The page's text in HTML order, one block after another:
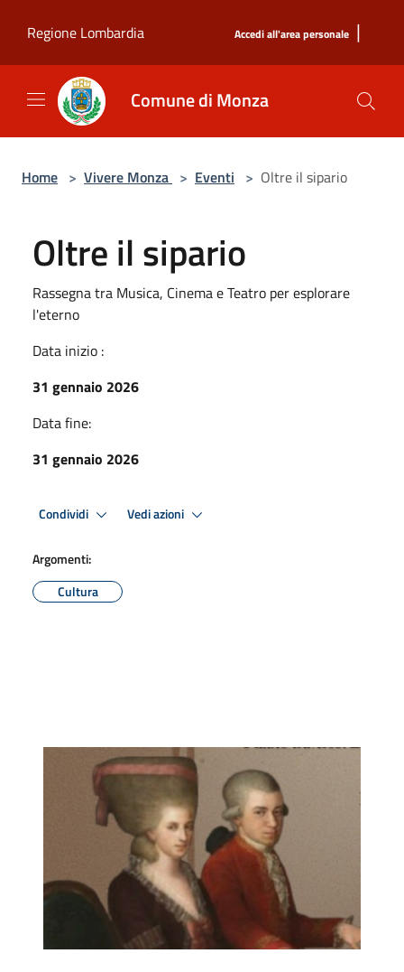
Regione Lombardia
Accedi all'area personale |
Comune di Monza
Home > Vivere Monza > Eventi > Oltre il sipario
Oltre il sipario
Rassegna tra Musica, Cinema e Teatro per esplorare
l'eterno
Data inizio :
31 gennaio 2026
Data fine:
31 gennaio 2026
Condividi Vedi azioni
Argomenti:
Cultura